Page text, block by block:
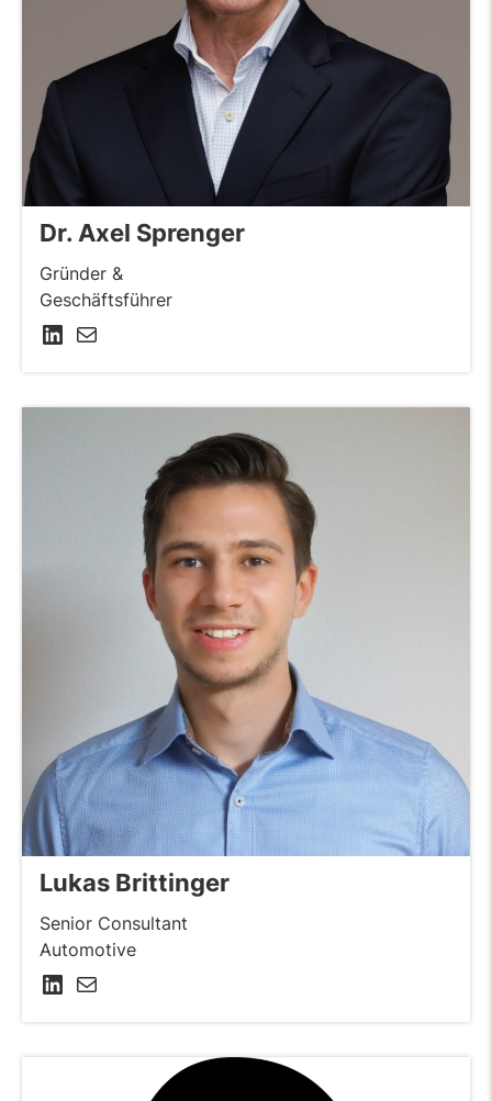
Dr. Axel Sprenger
Gründer &
Geschäftsführer
LinkedIn
Lukas Brittinger
Senior Consultant
Automotive
LinkedIn